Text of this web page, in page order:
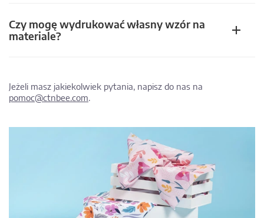
Czy mogę wydrukować własny wzór na
materiale?
Jeżeli masz jakiekolwiek pytania, napisz do nas na
pomoc@ctnbee.com.